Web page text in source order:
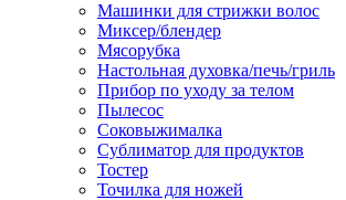
Машинки для стрижки волос
Миксер/блендер
Мясорубка
Настольная духовка/печь/гриль
Прибор по уходу за телом
Пылесос
Соковыжималка
Сублиматор для продуктов
Тостер
Точилка для ножей